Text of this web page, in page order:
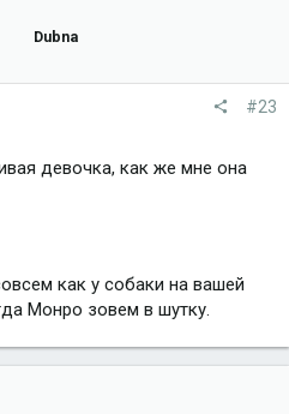
Dubna
#23
девочка, как же мне она
как у собаки на вашей
Монро зовем в шутку.